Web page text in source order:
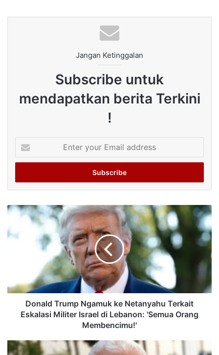
Jangan Ketinggalan
Subscribe untuk
mendapatkan berita Terkini
!
your
Email
Donald Trump Ngamuk ke Netanyahu Terkait
Eskalasi Militer Israel di Lebanon: 'Semua Orang
Membencimu!'